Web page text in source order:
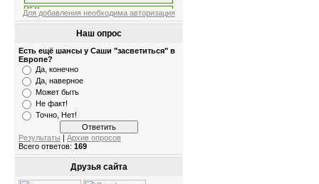
Для добавления необходима авторизация
Наш опрос
Есть ещё шансы у Саши "засветиться" в
Европе?
Да, конечно
Да, наверное
Может быть
Не факт!
Точно, Нет!
Результаты | Архив опросов
Всего ответов: 169
Друзья сайта